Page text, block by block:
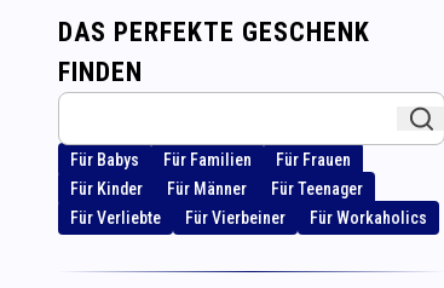
DAS PERFEKTE GESCHENK
FINDEN
Für Babys Für Familien
Für Frauen
Für Kinder
Für Männer
Für Teenager
Für Verliebte
Für Vierbeiner Für Workaholics